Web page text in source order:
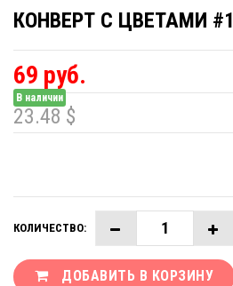
КОНВЕРТ С ЦВЕТАМИ #1
69 руб.
В наличии
23.48 $
КОЛИЧЕСТВО:
ДОБАВИТЬ В КОРЗИНУ